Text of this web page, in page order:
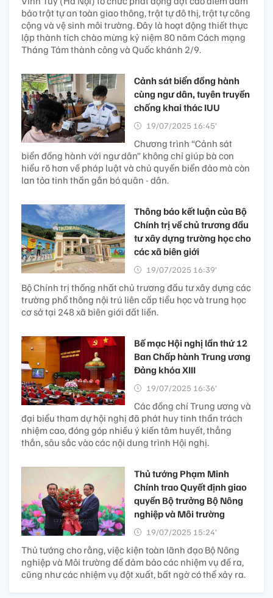
bảo trật tự an toàn giao thông, trật tự đô thị, trật tự công
cộng và vệ sinh môi trường. Đây là hoạt động thiết thực
lập thành tích chào mừng kỷ niệm 80 năm Cách mạng
Tháng Tám thành công và Quốc khánh 2/9.
Cảnh sát biển đồng hành
cùng ngư dân, tuyên truyền
chống khai thác IUU
19/07/2025 16:45’
Chương trình “Cảnh sát
biển đồng hành với ngư dân” không chỉ giúp bà con
hiểu rõ hơn về pháp luật và chủ quyền biển đảo mà còn
lan tỏa tinh thần gắn bó quân - dân.
Thông báo kết luận của Bộ
Chính trị về chủ trương đầu
tư xây dựng trường học cho
các xã biên giới
19/07/2025 16:39’
Bộ Chính trị thống nhất chủ trương đầu tư xây dựng các
trường phổ thông nội trú liên cấp tiểu học và trung học
cơ sở tại 248 xã biên giới đất liền.
Bế mạc Hội nghị lần thứ 12
Ban Chấp hành Trung ương
Đảng khóa XIII
19/07/2025 16:36’
Các đồng chí Trung ương và
đại biểu tham dự hội nghị đã phát huy tinh thần trách
nhiệm cao, đóng góp nhiều ý kiến tâm huyết, thẳng
thắn, sâu sắc vào các nội dung trình Hội nghị.
Thủ tướng Phạm Minh
Chính trao Quyết định giao
quyền Bộ trưởng Bộ Nông
nghiệp và Môi trường
19/07/2025 15:24’
Thủ tướng cho rằng, việc kiện toàn lãnh đạo Bộ Nông
nghiệp và Môi trường để đảm bảo các nhiệm vụ đề ra,
cũng như các nhiệm vụ đột xuất, bất ngờ có thể xảy ra.